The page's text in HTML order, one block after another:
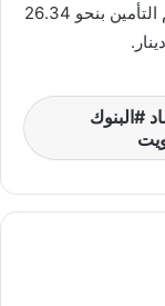
الأكبر ربحية الاتصالات بـ110.56 مليون دينار، ثم التأمين بنحو 26.34
#البنوك